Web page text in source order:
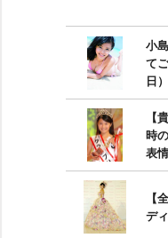
小
て
日）
【
時
表
【
デ